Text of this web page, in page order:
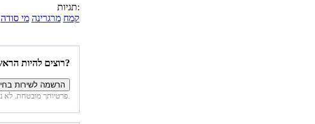
תגיות:
קמח מרגרינה מי סודה
רוצים להיות הראשונים לדעת איזה מתכונים פורסמו השבוע באתר?